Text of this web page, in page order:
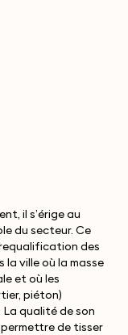
il s’érige au
du secteur. Ce
des
la ville où la masse
et où les
piéton)
La qualité de son
de tisser